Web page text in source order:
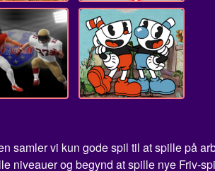
samler vi kun gode spil til at spille på
niveauer og begynd at spille nye Friv-